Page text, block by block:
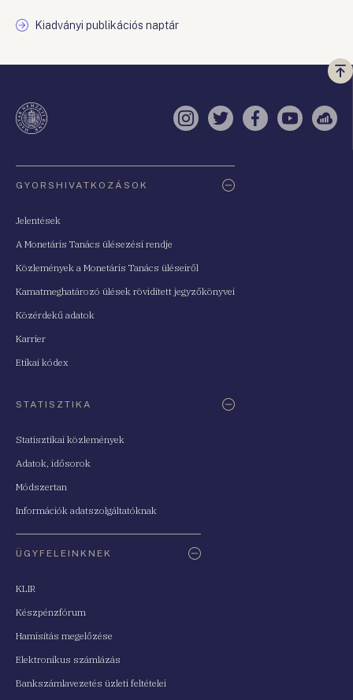
Kiadványi publikációs naptár
a
Instagram
TwitterFacebook
YouTube
GYORSHIVATKOZÁSOK
Jelentések
A Monetáris Tanács ülésezési rendje
Közlemények a Monetáris Tanács üléseiről
Kamatmeghatározó ülések rövidített jegyzőkönyvei
Közérdekű adatok
Karrier
Etikai kódex
STATISZTIKA
Statisztikai közlemények
Adatok, idősorok
Módszertan
Információk adatszolgáltatóknak
ÜGYFELEINKNEK
KLIR
Készpénzfórum
Hamisítás megelőzése
Elektronikus számlázás
Bankszámlavezetés üzleti feltételei